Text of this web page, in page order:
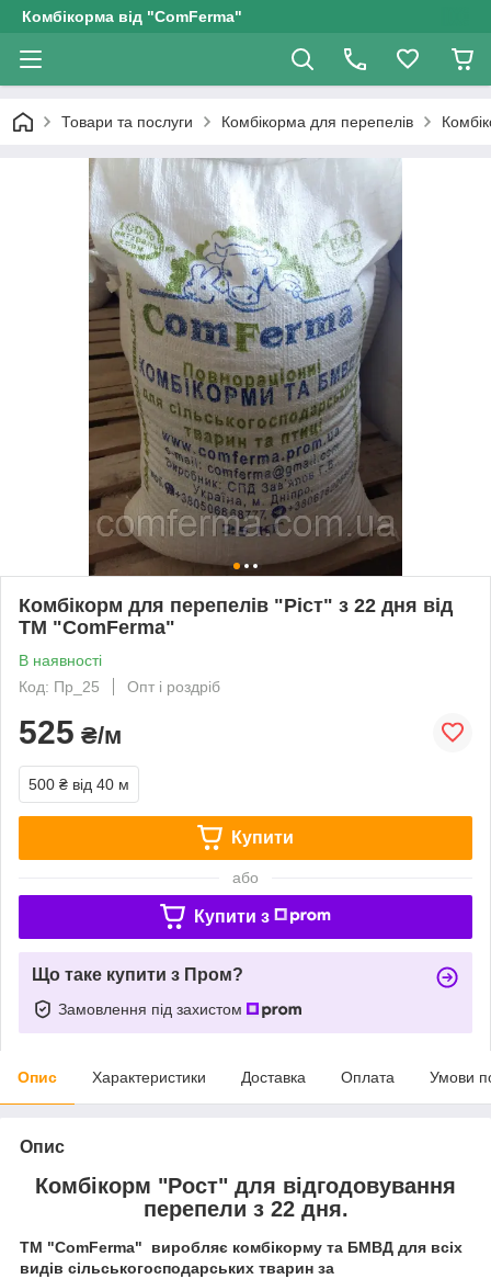
Комбікорма від "ComFerma"
Товари та послуги Комбікорма для перепелів
Комбікорм для перепелів "Ріст" з 22 дня від
ТМ "ComFerma"
В наявності
Код: Пр_25
Опт і роздріб
525 ₴/м
500 ₴ від 40 м
Купити
або
Купити з
Що таке купити з Пром?
Замовлення під захистом
Опис Характеристики Доставка Оплата Умови
Опис
Комбікорм "Рост" для відгодовування
перепели з 22 дня.
ТМ "ComFerma" виробляє комбікорму та БМВД для всіх
видів сільськогосподарських тварин за